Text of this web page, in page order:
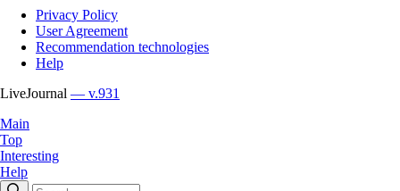
Privacy Policy
User Agreement
Recommendation technologies
Help
LiveJournal — v.931
Main
Top
Interesting
Help